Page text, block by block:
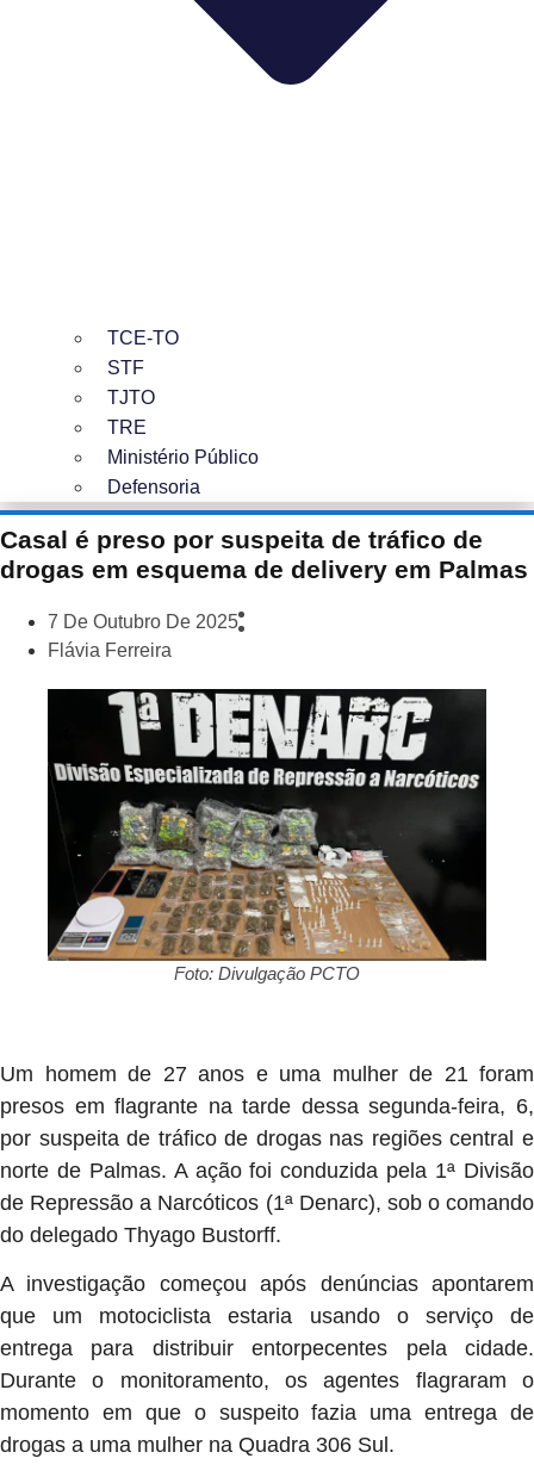
TCE-TO
STF
TJTO
TRE
Ministério Público
Defensoria
Casal é preso por suspeita de tráfico de
drogas em esquema de delivery em Palmas
7 De Outubro De 2025
Flávia Ferreira
Foto: Divulgação PCTO
Um homem de 27 anos e uma mulher de 21 foram
presos em flagrante na tarde dessa segunda-feira, 6,
por suspeita de tráfico de drogas nas regiões central e
norte de Palmas. A ação foi conduzida pela 1ª Divisão
de Repressão a Narcóticos (1ª Denarc), sob o comando
do delegado Thyago Bustorff.
A investigação começou após denúncias apontarem
que um motociclista estaria usando o serviço de
entrega para distribuir entorpecentes pela cidade.
Durante o monitoramento, os agentes flagraram o
momento em que o suspeito fazia uma entrega de
drogas a uma mulher na Quadra 306 Sul.